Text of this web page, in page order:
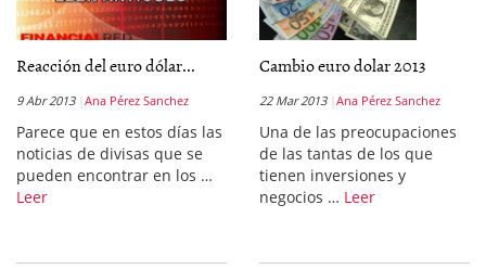
Reacción del euro dólar...
9 Abr 2013 Ana Pérez Sanchez
Parece que en estos días las
noticias de divisas que se
pueden encontrar en los …
Leer
Cambio euro dolar 2013
22 Mar 2013 Ana Pérez Sanchez
Una de las preocupaciones
de las tantas de los que
tienen inversiones y
negocios … Leer